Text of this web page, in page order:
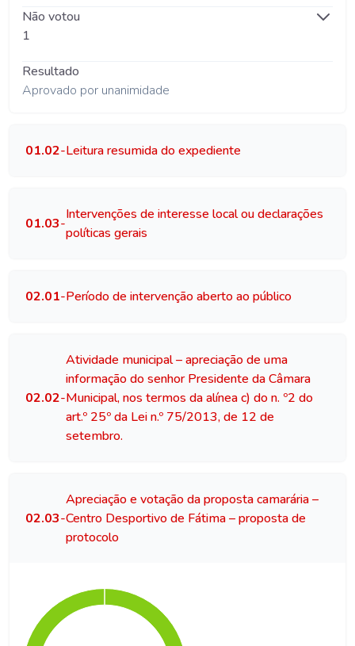
Não votou
1
Resultado
Aprovado por unanimidade
01.02-Leitura resumida do expediente
01.03-
Intervenções de interesse local ou declarações
políticas gerais
02.01-Período de intervenção aberto ao público
02.02-
Atividade municipal – apreciação de uma
informação do senhor Presidente da Câmara
Municipal, nos termos da alínea c) do n. º2 do
art.º 25º da Lei n.º 75/2013, de 12 de
setembro.
02.03-
Apreciação e votação da proposta camarária –
Centro Desportivo de Fátima – proposta de
protocolo